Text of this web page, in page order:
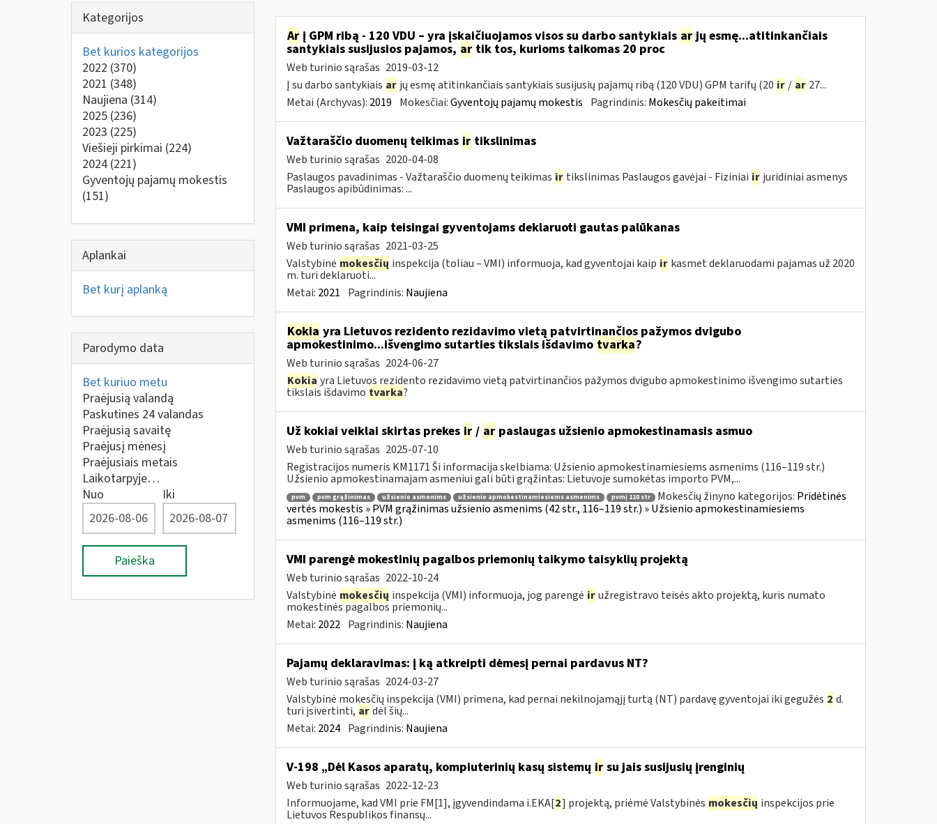
Kategorijos
Bet kurios kategorijos
2022 (370)
2021 (348)
Naujiena (314)
2025 (236)
2023 (225)
Viešieji pirkimai (224)
2024 (221)
Gyventojų pajamų mokestis
(151)
Aplankai
Bet kurį aplanką
Parodymo data
Bet kuriuo metu
Praėjusią valandą
Paskutines 24 valandas
Praėjusią savaitę
Praėjusį mėnesį
Praėjusiais metais
Laikotarpyje…
Nuo
Iki
Paieška
Arį GPM ribą - 120 VDU – yra įskaičiuojamos visos su darbo santykiais arjų esmę...atitinkančiais
santykiais susijusios pajamos, artik tos, kurioms taikomas 20 proc
Web turinio sąrašas 2019-03-12
Į su darbo santykiais ar jų esmę atitinkančiais santykiais susijusių pajamų ribą (120 VDU) GPM tarifų (20 ir / ar 27...
Metai (Archyvas): 2019 Mokesčiai:Gyventojų pajamų mokestis Pagrindinis: Mokesčių pakeitimai
Važtaraščio duomenų teikimas irtikslinimas
Web turinio sąrašas 2020-04-08
Paslaugos pavadinimas - Važtaraščio duomenų teikimas ir tikslinimas Paslaugos gavėjai - Fiziniai ir juridiniai asmenys
Paslaugos apibūdinimas: ...
VMI primena, kaip teisingai gyventojams deklaruoti gautas palūkanas
Web turinio sąrašas 2021-03-25
Valstybinė mokesčių inspekcija (toliau – VMI) informuoja, kad gyventojai kaip ir kasmet deklaruodami pajamas už 2020
m. turi deklaruoti...
Metai: 2021 Pagrindinis: Naujiena
Kokia yra Lietuvos rezidento rezidavimo vietą patvirtinančios pažymos dvigubo
apmokestinimo...išvengimo sutarties tikslais išdavimo tvarka?
Web turinio sąrašas 2024-06-27
Kokia yra Lietuvos rezidento rezidavimo vietą patvirtinančios pažymos dvigubo apmokestinimo išvengimo sutarties
tikslais išdavimo tvarka?
Už kokiai veiklai skirtas prekes ir/ arpaslaugas užsienio apmokestinamasis asmuo
Web turinio sąrašas 2025-07-10
Registracijos numeris KM1171 Ši informacija skelbiama: Užsienio apmokestinamiesiems asmenims (116–119 str.)
Užsienio apmokestinamajam asmeniui gali būti grąžintas: Lietuvoje sumokėtas importo PVM,...
pvm pvm grąžinimas užsienio asmenims užsienio apmokestinamiesiems asmenims pvmį 118 str Mokesčių žinyno kategorijos: Pridėtinės
vertės mokestis » PVM grąžinimas užsienio asmenims (42 str., 116–119 str.) » Užsienio apmokestinamiesiems
asmenims (116–119 str.)
VMI parengė mokestinių pagalbos priemonių taikymo taisyklių projektą
Web turinio sąrašas 2022-10-24
Valstybinė mokesčių inspekcija (VMI) informuoja, jog parengė ir užregistravo teisės akto projektą, kuris numato
mokestinės pagalbos priemonių...
Metai: 2022 Pagrindinis: Naujiena
Pajamų deklaravimas: į ką atkreipti dėmesį pernai pardavus NT?
Web turinio sąrašas 2024-03-27
Valstybinė mokesčių inspekcija (VMI) primena, kad pernai nekilnojamąjį turtą (NT) pardavę gyventojai iki gegužės 2 d.
turi įsivertinti, ar dėl šių...
Metai: 2024 Pagrindinis: Naujiena
V-198 „Dėl Kasos aparatų, kompiuterinių kasų sistemų irsu jais susijusių įrenginių
Web turinio sąrašas 2022-12-23
Informuojame, kad VMI prie FM[1], įgyvendindama i.EKA[2] projektą, priėmė Valstybinės mokesčių inspekcijos prie
Lietuvos Respublikos finansų...